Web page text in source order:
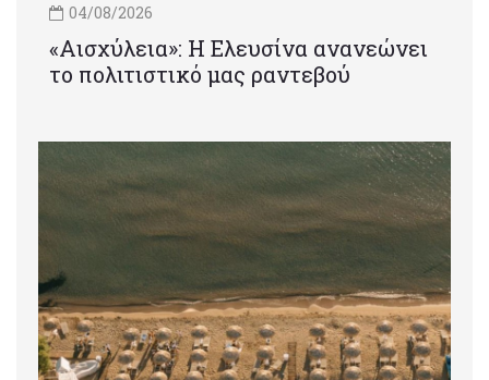
04/08/2026
«Αισχύλεια»: Η Ελευσίνα ανανεώνει
το πολιτιστικό μας ραντεβού